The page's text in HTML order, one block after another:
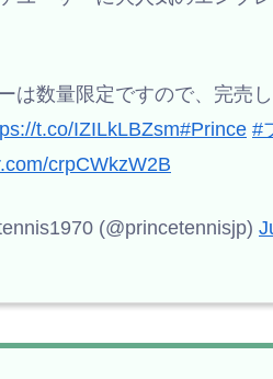
は数量限定ですので、完売
t.co/IZILkLBZsm#Prince #
crpCWkzW2B
(@princetennisjp)